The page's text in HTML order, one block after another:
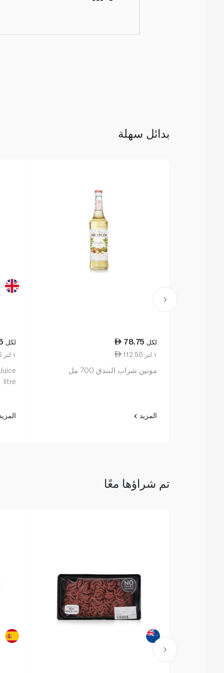
بدائل سهلة
78.75 لكل
112.50 ١ لتر
مونين شراب البندق 700 مل
المزيد
لكل
24.75 ١ لتر
litre
تم شراؤها معًا